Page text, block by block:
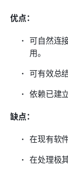
优点：
可自然连
用。
可有效总
依赖已建
缺点：
在现有软
在处理极